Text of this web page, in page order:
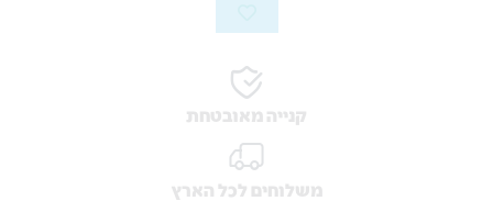
קנייה מאובטחת
משלוחים לכל הארץ